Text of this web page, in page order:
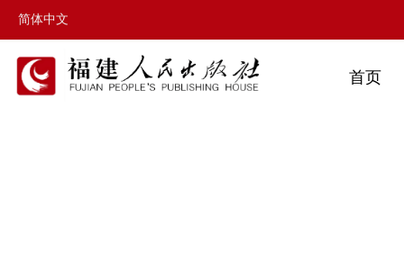
首页
简体中文